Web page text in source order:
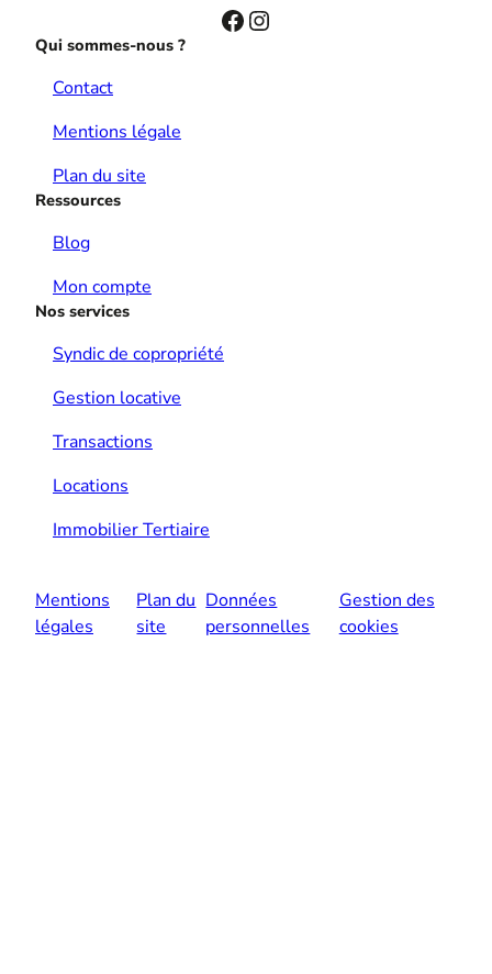
Facebook Instagram
Qui sommes-nous ?
Contact
Mentions légale
Plan du site
Ressources
Blog
Mon compte
Nos services
Syndic de copropriété
Gestion locative
Transactions
Locations
Immobilier Tertiaire
Mentions
légales
Plan du
site
Données
personnelles
Gestion des
cookies